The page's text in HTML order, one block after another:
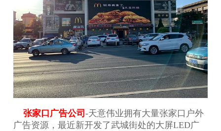
张家口广告公司-天意伟业拥有大量张家口户外
广告资源，最近新开发了武城街处的大屏LED广